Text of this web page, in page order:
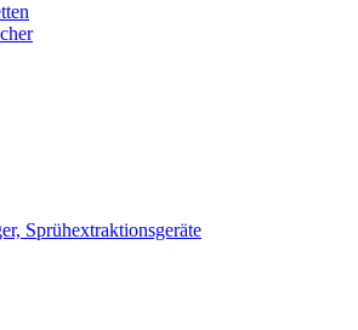
Sprühextraktionsgeräte